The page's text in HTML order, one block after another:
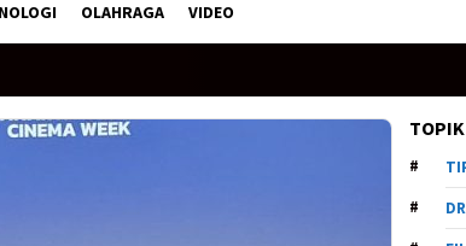
OLAHRAGA VIDEO